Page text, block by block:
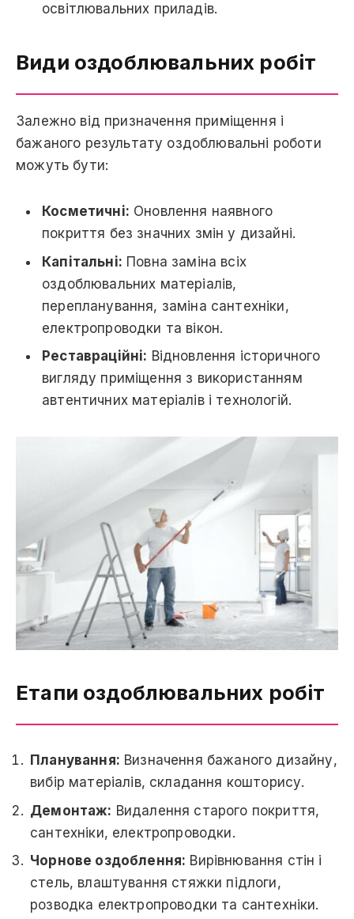
освітлювальних приладів.
Види оздоблювальних робіт
Залежно від призначення приміщення і
бажаного результату оздоблювальні роботи
можуть бути:
Косметичні: Оновлення наявного
покриття без значних змін у дизайні.
Капітальні: Повна заміна всіх
оздоблювальних матеріалів,
перепланування, заміна сантехніки,
електропроводки та вікон.
Реставраційні: Відновлення історичного
вигляду приміщення з використанням
автентичних матеріалів і технологій.
Етапи оздоблювальних робіт
Планування: Визначення бажаного дизайну,
вибір матеріалів, складання кошторису.
Демонтаж: Видалення старого покриття,
сантехніки, електропроводки.
Чорнове оздоблення: Вирівнювання стін і
стель, влаштування стяжки підлоги,
розводка електропроводки та сантехніки.